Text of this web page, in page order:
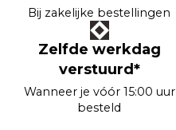
Bij zakelijke bestellingen
Zelfde werkdag
verstuurd*
Wanneer je vóór 15:00 uur
besteld